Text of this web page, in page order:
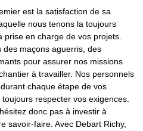
est la satisfaction de sa
nous tenons la toujours
en charge de vos projets.
des maçons aguerris, des
pour assurer nos missions
à travailler. Nos personnels
chaque étape de vos
respecter vos exigences.
donc pas à investir à
savoir-faire. Avec Debart Richy,